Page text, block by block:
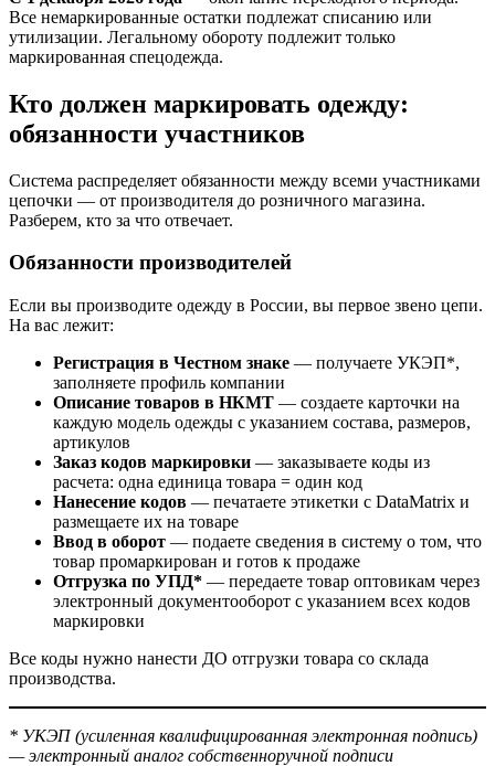
Все немаркированные остатки подлежат списанию или
утилизации. Легальному обороту подлежит только
маркированная спецодежда.
Кто должен маркировать одежду:
обязанности участников
Система распределяет обязанности между всеми участниками
цепочки — от производителя до розничного магазина.
Разберем, кто за что отвечает.
Обязанности производителей
Если вы производите одежду в России, вы первое звено цепи.
На вас лежит:
Регистрация в Честном знаке — получаете УКЭП*,
заполняете профиль компании
Описание товаров в НКМТ — создаете карточки на
каждую модель одежды с указанием состава, размеров,
артикулов
Заказ кодов маркировки — заказываете коды из
расчета: одна единица товара = один код
Нанесение кодов — печатаете этикетки с DataMatrix и
размещаете их на товаре
Ввод в оборот — подаете сведения в систему о том, что
товар промаркирован и готов к продаже
Отгрузка по УПД* — передаете товар оптовикам через
электронный документооборот с указанием всех кодов
маркировки
Все коды нужно нанести ДО отгрузки товара со склада
производства.
* УКЭП (усиленная квалифицированная электронная подпись)
— электронный аналог собственноручной подписи